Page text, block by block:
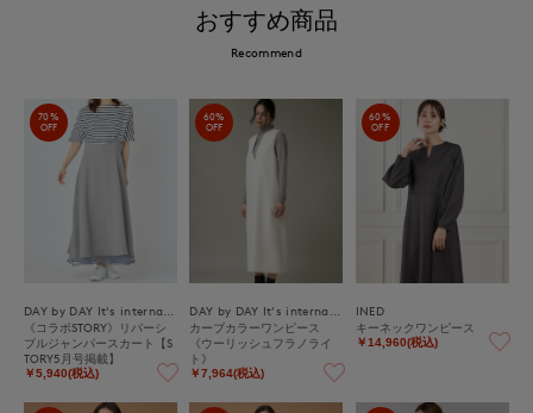
おすすめ商品
Recommend
70%
OFF
《コラボSTORY》リバーシ
ブルジャンパースカート【S
TORY5月号掲載】
￥5,940(税込)
60%
OFF
カーブカラーワンピース
《ウーリッシュフラノライ
ト》
￥7,964(税込)
60%
OFF
INED
キーネックワンピース
￥14,960(税込)